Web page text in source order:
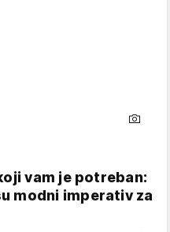
vam je potreban:
modni imperativ za